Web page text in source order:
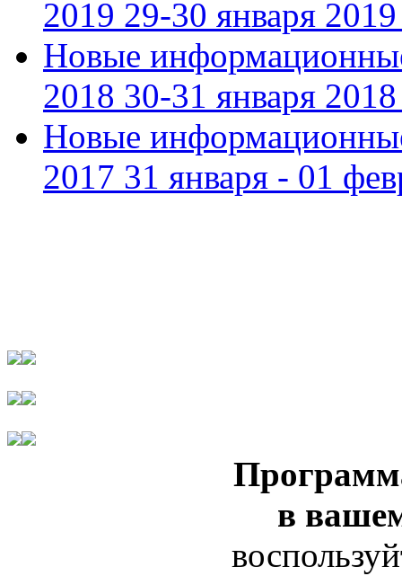
2019 29-30 января 2019
Новые
2018 30-31 января 2018
Новые
2017 31 января - 01
в